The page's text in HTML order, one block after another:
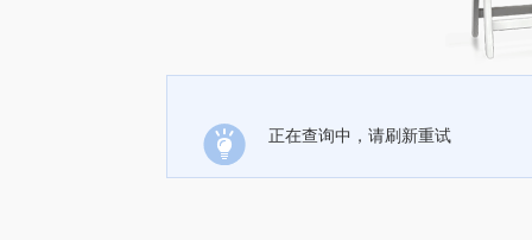
正在查询中，请刷新重试